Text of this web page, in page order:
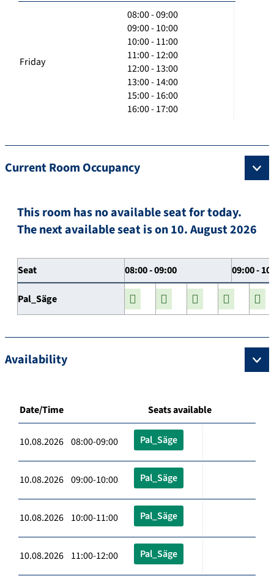
Friday
08:00 - 09:00
09:00 - 10:00
10:00 - 11:00
11:00 - 12:00
12:00 - 13:00
13:00 - 14:00
15:00 - 16:00
16:00 - 17:00
Current Room Occupancy
This room has no available seat for today.
The next available seat is on 10. August 2026
Seat 08:00 - 09:00 09:00 -
Pal_Säge
Availability
Date/Time Seats available
10.08.2026 08:00-09:00 Pal_Säge
10.08.2026 09:00-10:00 Pal_Säge
10.08.2026 10:00-11:00 Pal_Säge
10.08.2026 11:00-12:00 Pal_Säge